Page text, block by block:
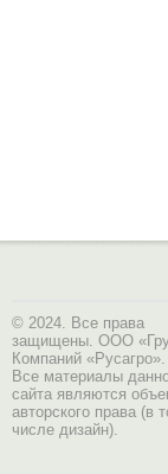
© 2024. Все права
защищены. ООО
Компаний «Русагро».
Все материалы
сайта являются
авторского права (в
числе дизайн).